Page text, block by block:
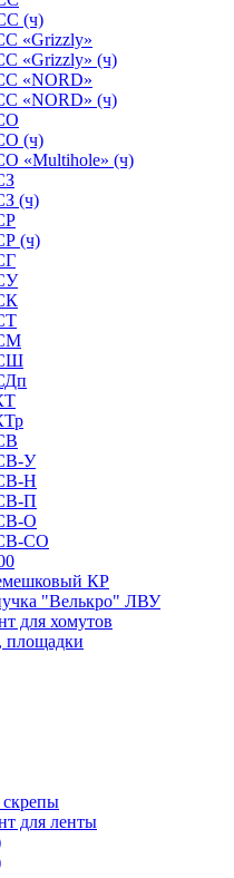
(ч)
«Grizzly»
«Grizzly» (ч)
«NORD»
«NORD» (ч)
(ч)
«Multihole» (ч)
(ч)
(ч)
У
Н
П
О
СО
КР
"Велькро" ЛВУ
для хомутов
площадки
скрепы
для ленты